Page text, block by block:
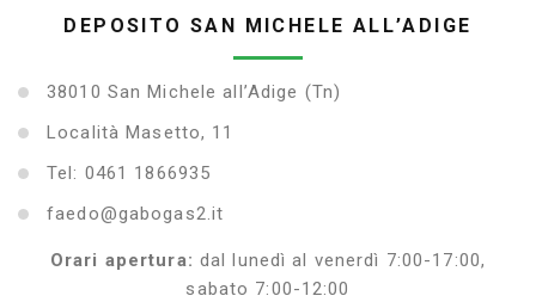
DEPOSITO SAN MICHELE ALL’ADIGE
38010 San Michele all’Adige (Tn)
Località Masetto, 11
Tel: 0461 1866935
faedo@gabogas2.it
Orari apertura: dal lunedì al venerdì 7:00-17:00,
sabato 7:00-12:00